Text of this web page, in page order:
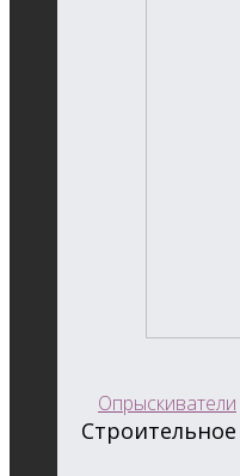
Опрыскиватели